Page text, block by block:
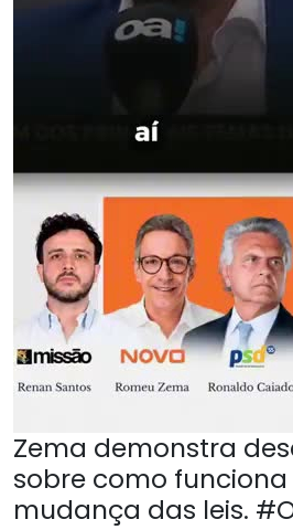
Zema demonstra
sobre como
mudança das leis.